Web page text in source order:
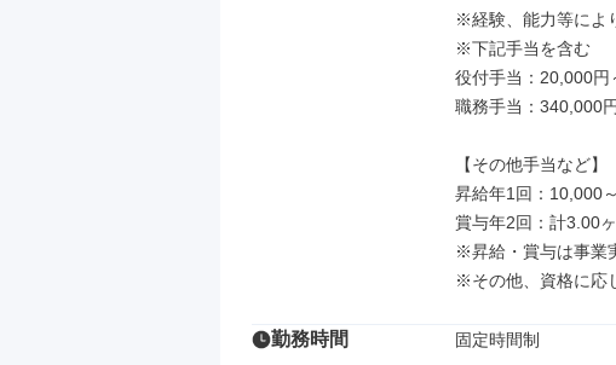
※経験、能力等によ
※下記手当を含む
役付手当：20,000円
職務手当：340,000
【その他手当など】
昇給年1回：10,000
賞与年2回：計3.00
※昇給・賞与は事業
※その他、資格に応
勤務時間 固定時間制